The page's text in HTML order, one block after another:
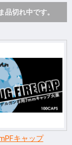
品切れ中です。
キャップ